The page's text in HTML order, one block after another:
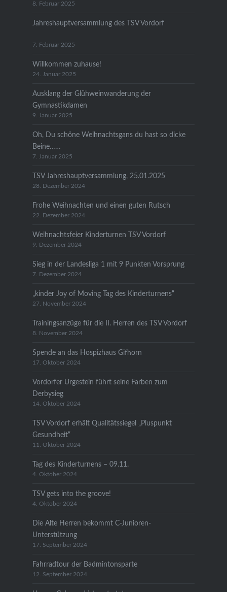
8. Februar 2025
Jahreshauptversammlung des TSV Vordorf
7. Februar 2025
Willkommen zuhause!
24. Januar 2025
Ausklang der Glühweinwanderung der
Gymnastikdamen
9. Januar 2025
Oh, Du schöne Weihnachtsgans du hast so dicke
Beine……
7. Januar 2025
TSV Jahreshauptversammlung, 25.01.2025
28. Dezember 2024
Frohe Weihnachten und einen guten Rutsch
22. Dezember 2024
Weihnachtsfeier Kinderturnen TSV Vordorf
9. Dezember 2024
Sieg in der Landesliga 1 mit 9 Punkten Vorsprung
7. Dezember 2024
„kinder Joy of Moving Tag des Kinderturnens“
27. November 2024
Trainingsanzüge für die II. Herren des TSV Vordorf
8. November 2024
Spende an das Hospizhaus Gifhorn
17. Oktober 2024
Vordorfer Urgestein führt seine Farben zum
Derbysieg
14. Oktober 2024
TSV Vordorf erhält Qualitätssiegel „Pluspunkt
Gesundheit“
11. Oktober 2024
Tag des Kinderturnens – 09.11.
4. Oktober 2024
TSV gets into the groove!
4. Oktober 2024
Die Alte Herren bekommt C-Junioren-
Unterstützung
17. September 2024
Fahrradtour der Badmintonsparte
12. September 2024